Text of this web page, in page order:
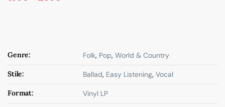
Genre: Folk, Pop, World & Country
Stile: Ballad, Easy Listening, Vocal
Format: Vinyl LP